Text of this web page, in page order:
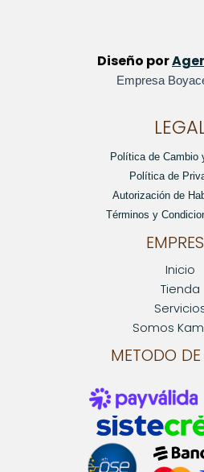
Diseño por
Empresa
Política de Cambio
Política de
Autorización de
Términos y
Inicio
Tienda
Somos
METODO